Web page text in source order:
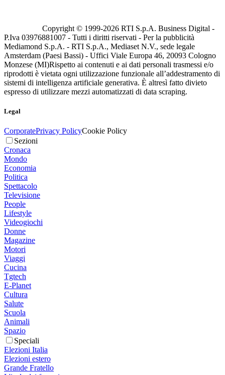
Copyright © 1999-2026 RTI S.p.A. Business Digital -
P.Iva 03976881007 - Tutti i diritti riservati - Per la pubblicità
Mediamond S.p.A. - RTI S.p.A., Mediaset N.V., sede legale
Amsterdam (Paesi Bassi) - Uffici Viale Europa 46, 20093 Cologno
Monzese (MI)Rispetto ai contenuti e ai dati personali trasmessi e/o
riprodotti è vietata ogni utilizzazione funzionale all’addestramento di
sistemi di intelligenza artificiale generativa. È altresì fatto divieto
espresso di utilizzare mezzi automatizzati di data scraping.
Legal
CorporatePrivacy PolicyCookie Policy
Sezioni
Cronaca
Mondo
Economia
Politica
Spettacolo
Televisione
People
Lifestyle
Videogiochi
Donne
Magazine
Motori
Viaggi
Cucina
Tgtech
E-Planet
Cultura
Salute
Scuola
Animali
Spazio
Speciali
Elezioni Italia
Elezioni estero
Grande Fratello